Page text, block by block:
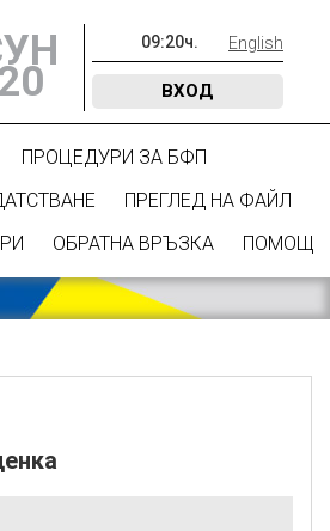
09:20ч. English
ВХОД
ПРОЦЕДУРИ ЗА БФП
ПРЕГЛЕД НА ФАЙЛ
ОБРАТНА ВРЪЗКА ПОМОЩ